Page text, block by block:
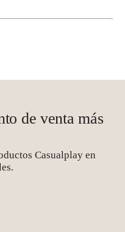
de venta más
Casualplay en